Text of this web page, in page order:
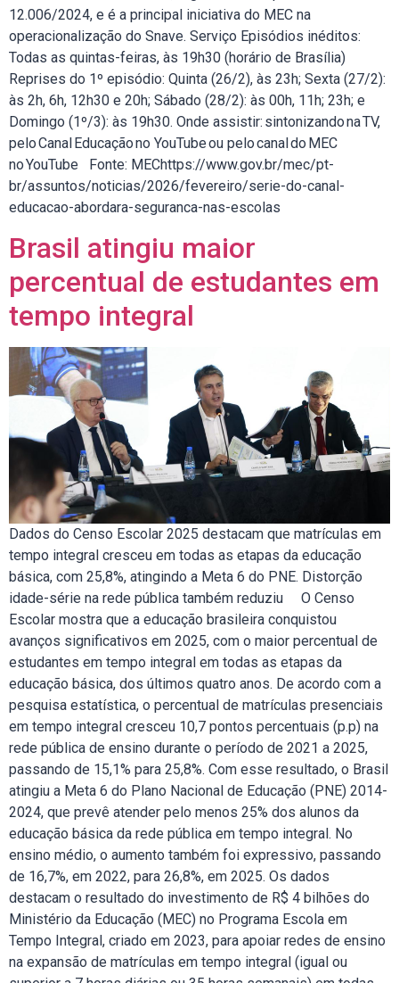
12.006/2024, e é a principal iniciativa do MEC na
operacionalização do Snave. Serviço Episódios inéditos:
Todas as quintas-feiras, às 19h30 (horário de Brasília)
Reprises do 1º episódio: Quinta (26/2), às 23h; Sexta (27/2):
às 2h, 6h, 12h30 e 20h; Sábado (28/2): às 00h, 11h; 23h; e
Domingo (1º/3): às 19h30. Onde assistir: sintonizando na TV,
pelo Canal Educação no YouTube ou pelo canal do MEC
no YouTube Fonte: MEChttps://www.gov.br/mec/pt-
br/assuntos/noticias/2026/fevereiro/serie-do-canal-
educacao-abordara-seguranca-nas-escolas
Brasil atingiu maior
percentual de estudantes em
tempo integral
Dados do Censo Escolar 2025 destacam que matrículas em
tempo integral cresceu em todas as etapas da educação
básica, com 25,8%, atingindo a Meta 6 do PNE. Distorção
idade-série na rede pública também reduziu O Censo
Escolar mostra que a educação brasileira conquistou
avanços significativos em 2025, com o maior percentual de
estudantes em tempo integral em todas as etapas da
educação básica, dos últimos quatro anos. De acordo com a
pesquisa estatística, o percentual de matrículas presenciais
em tempo integral cresceu 10,7 pontos percentuais (p.p) na
rede pública de ensino durante o período de 2021 a 2025,
passando de 15,1% para 25,8%. Com esse resultado, o Brasil
atingiu a Meta 6 do Plano Nacional de Educação (PNE) 2014-
2024, que prevê atender pelo menos 25% dos alunos da
educação básica da rede pública em tempo integral. No
ensino médio, o aumento também foi expressivo, passando
de 16,7%, em 2022, para 26,8%, em 2025. Os dados
destacam o resultado do investimento de R$ 4 bilhões do
Ministério da Educação (MEC) no Programa Escola em
Tempo Integral, criado em 2023, para apoiar redes de ensino
na expansão de matrículas em tempo integral (igual ou